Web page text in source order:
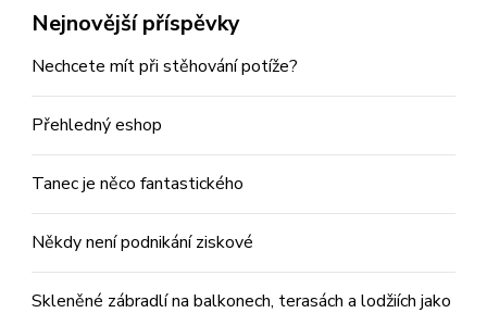
Nejnovější příspěvky
Nechcete mít při stěhování potíže?
Přehledný eshop
Tanec je něco fantastického
Někdy není podnikání ziskové
Skleněné zábradlí na balkonech, terasách a lodžiích jako